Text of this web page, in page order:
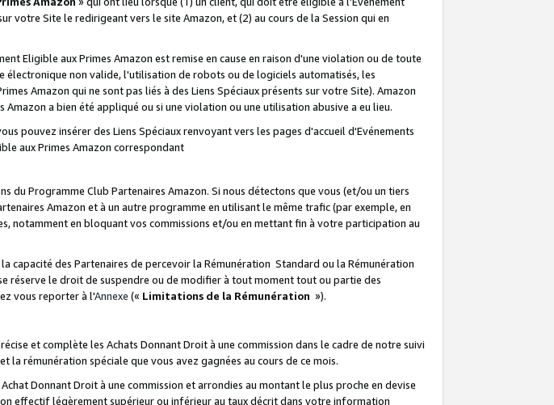
votre Site le redirigeant vers le site Amazon, et (2) au cours de la Session qui en
Eligible aux Primes Amazon est remise en cause en raison d'une violation ou de toute
électronique non valide, l'utilisation de robots ou de logiciels automatisés, les
Amazon qui ne sont pas liés à des Liens Spéciaux présents sur votre Site). Amazon
a bien été appliqué ou si une violation ou une utilisation abusive a eu lieu.
pouvez insérer des Liens Spéciaux renvoyant vers les pages d'accueil d'Evénements
aux Primes Amazon correspondant
du Programme Club Partenaires Amazon. Si nous détectons que vous (et/ou un tiers
Amazon et à un autre programme en utilisant le même trafic (par exemple, en
notamment en bloquant vos commissions et/ou en mettant fin à votre participation au
capacité des Partenaires de percevoir la Rémunération Standard ou la Rémunération
réserve le droit de suspendre ou de modifier à tout moment tout ou partie des
vous reporter à l'Annexe (« Limitations de la Rémunération »).
et complète les Achats Donnant Droit à une commission dans le cadre de notre suivi
rémunération spéciale que vous avez gagnées au cours de ce mois.
Donnant Droit à une commission et arrondies au montant le plus proche en devise
effectif légèrement supérieur ou inférieur au taux décrit dans votre information